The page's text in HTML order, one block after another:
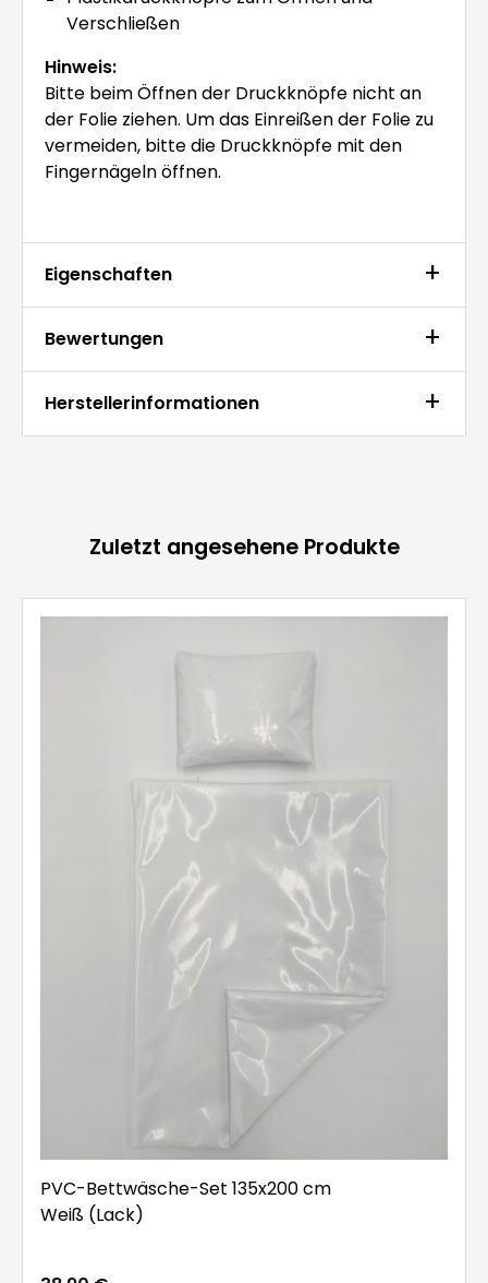
Verschließen
Hinweis:
Bitte beim Öffnen der Druckknöpfe nicht an
der Folie ziehen. Um das Einreißen der Folie zu
vermeiden, bitte die Druckknöpfe mit den
Fingernägeln öffnen.
Eigenschaften
Bewertungen
Herstellerinformationen
Zuletzt angesehene Produkte
PVC-Bettwäsche-Set 135x200 cm
Weiß (Lack)